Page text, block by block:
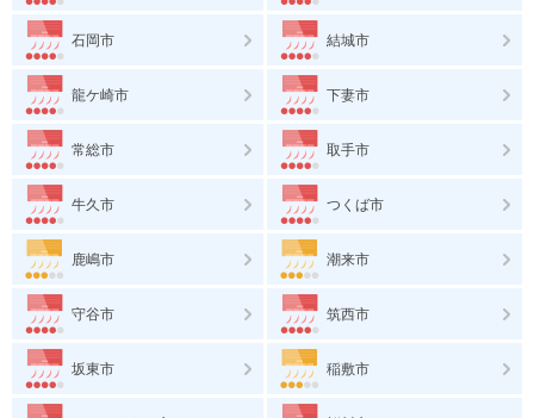
石岡市 結城市
龍ケ崎市 下妻市
常総市 取手市
牛久市 つくば市
鹿嶋市 潮来市
守谷市 筑西市
坂東市 稲敷市